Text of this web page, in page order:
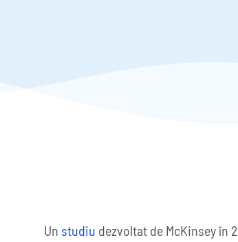
Un studiu dezvoltat de McKinsey în